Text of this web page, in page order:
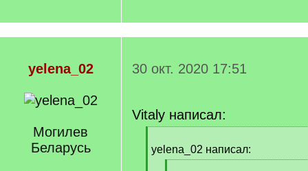
yelena_02
Могилев
Беларусь
30 окт. 2020 17:51
Vitaly написал:
q
yelena_02 написал: